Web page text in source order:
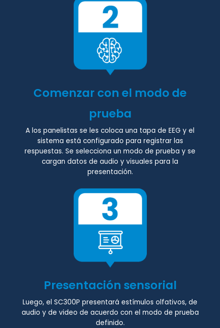
Comenzar con el modo de
prueba
A los panelistas se les coloca una tapa de EEG y el
sistema está configurado para registrar las
respuestas. Se selecciona un modo de prueba y se
cargan datos de audio y visuales para la
presentación.
Presentación sensorial
Luego, el SC300P presentará estímulos olfativos, de
audio y de video de acuerdo con el modo de prueba
definido.